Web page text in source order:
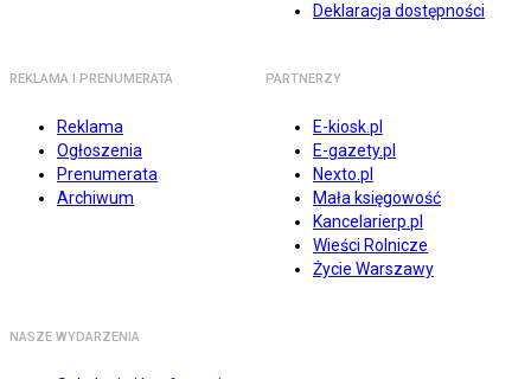
Deklaracja dostępności
REKLAMA I PRENUMERATA
Reklama
Ogłoszenia
Prenumerata
Archiwum
PARTNERZY
E-kiosk.pl
E-gazety.pl
Nexto.pl
Mała księgowość
Kancelarierp.pl
Wieści Rolnicze
Życie Warszawy
NASZE WYDARZENIA